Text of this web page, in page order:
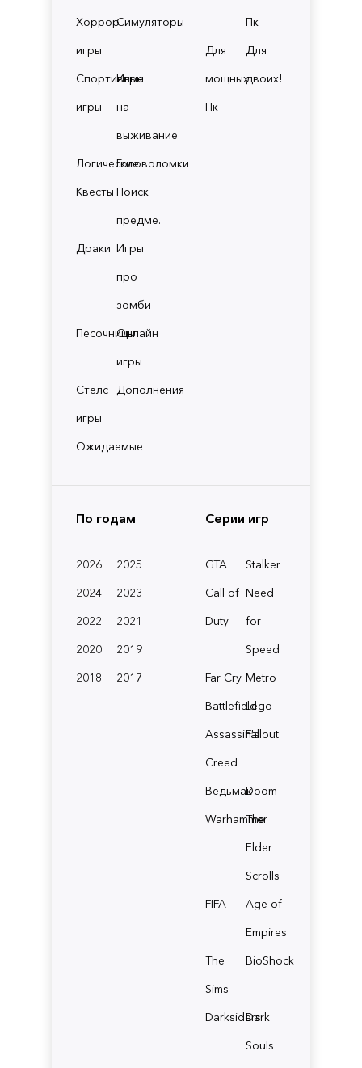
Хоррор
игры
Симуляторы
Спортивные
игры
Игры
на
выживание
ЛогическиеГоловоломки
Квесты Поиск
предме.
Драки Игры
про
зомби
ПесочницыОнлайн
игры
Стелс
игры
Дополнения
Ожидаемые
Пк
Для
мощных
Пк
Для
двоих!
По годам
2026
2025
2024
2023
2022
2021
2020
2019
2018
2017
Серии игр
GTA
Stalker
Call of
Duty
Need
for
Speed
Far Cry Metro
BattlefieldLego
Assassin's
Creed
Fallout
ВедьмакDoom
Warhammer
The
Elder
Scrolls
FIFA
Age of
Empires
The
Sims
BioShock
Darksiders
Dark
Souls